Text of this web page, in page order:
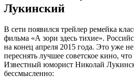
Лукинский
В сети появился трейлер ремейка
фильма «А зори здесь тихие».
на конец апреля 2015 года. Это уже
переснять лучшее советское кино,
Известный юморист Николай
бессмысленно: